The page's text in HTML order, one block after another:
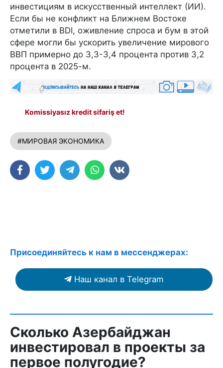
инвестициям в искусственный интеллект (ИИ).
Если бы не конфликт на Ближнем Востоке
отметили в BDI, оживление спроса и бум в этой
сфере могли бы ускорить увеличение мирового
ВВП примерно до 3,3-3,4 процента против 3,2
процента в 2025-м.
Komissiyasız kredit sifariş et!
#МИРОВАЯ ЭКОНОМИКА
Присоединяйтесь к нам в мессенджерах:
Наш канал в Telegram
Сколько Азербайджан
инвестировал в проекты за
первое полугодие?